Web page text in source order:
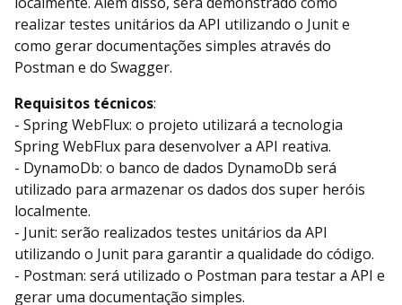
realizar testes unitários da API utilizando o Junit e
como gerar documentações simples através do
Postman e do Swagger.
Requisitos técnicos:
- Spring WebFlux: o projeto utilizará a tecnologia
Spring WebFlux para desenvolver a API reativa.
- DynamoDb: o banco de dados DynamoDb será
utilizado para armazenar os dados dos super heróis
localmente.
- Junit: serão realizados testes unitários da API
utilizando o Junit para garantir a qualidade do código.
- Postman: será utilizado o Postman para testar a API e
gerar uma documentação simples.